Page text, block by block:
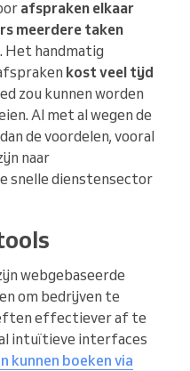
afspraken elkaar
meerdere taken
. Het handmatig
kost veel tijd
zou kunnen worden
Al met al wegen de
de voordelen, vooral
naar
snelle dienstensector
webgebaseerde
om bedrijven te
effectiever af te
intuïtieve interfaces
kunnen boeken via